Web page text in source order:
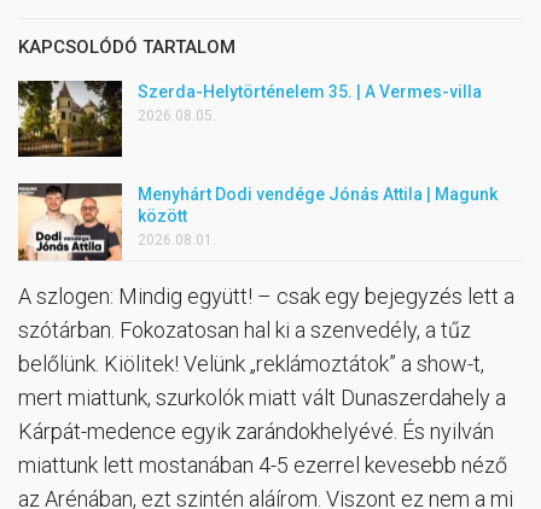
KAPCSOLÓDÓ TARTALOM
Szerda-Helytörténelem 35. | A Vermes-villa
2026.08.05.
Menyhárt Dodi vendége Jónás Attila | Magunk
között
2026.08.01.
A szlogen: Mindig együtt! – csak egy bejegyzés lett a
szótárban. Fokozatosan hal ki a szenvedély, a tűz
belőlünk. Kiölitek! Velünk „reklámoztátok” a show-t,
mert miattunk, szurkolók miatt vált Dunaszerdahely a
Kárpát-medence egyik zarándokhelyévé. És nyilván
miattunk lett mostanában 4-5 ezerrel kevesebb néző
az Arénában, ezt szintén aláírom. Viszont ez nem a mi